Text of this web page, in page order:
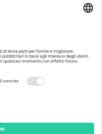
Per i dettagli controlla la
e i termini.,